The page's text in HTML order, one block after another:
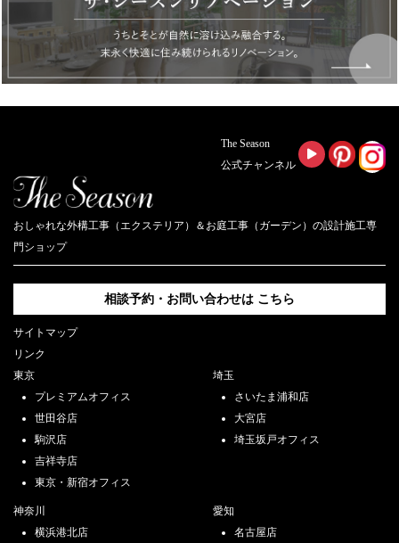
The Season
公式チャンネル
おしゃれな外構工事（エクステリア）＆お庭工事（ガーデン）の設計施工専
門ショップ
相談予約・お問い合わせは こちら
サイトマップ
リンク
東京
プレミアムオフィス
世田谷店
駒沢店
吉祥寺店
東京・新宿オフィス
愛知
名古屋店
神奈川
横浜港北店
埼玉
さいたま浦和店
大宮店
埼玉坂戸オフィス